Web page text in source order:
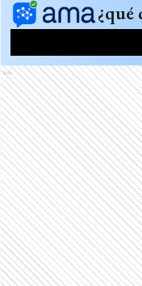
¿qué
Ads